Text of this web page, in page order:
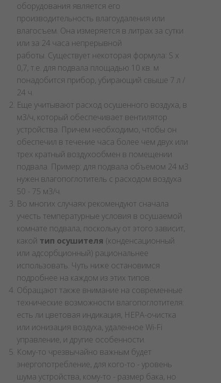
оборудования является его
производительность влагоудаления или
влагосъем. Она измеряется в литрах за сутки
или за 24 часа непрерывной
работы. Существует некоторая формула: S х
0,7, т.е. для подвала площадью 10 кв. м
понадобится прибор, убирающий свыше 7 л /
24 ч.
Еще учитывают расход осушенного воздуха, в
м3/ч, который обеспечивает вентилятор
устройства. Причем необходимо, чтобы он
обеспечил в течение часа более чем двух или
трех кратный воздухообмен в помещении
подвала. Пример: для подвала объемом 24 м3
нужен влагопоглотитель с расходом воздуха
50 - 75 м3/ч.
Во многих случаях рекомендуют сначала
учесть температурные условия в осушаемой
комнате подвала, поскольку от этого зависит,
какой тип осушителя (конденсационный
или адсорбционный) рациональнее
использовать. Чуть ниже остановимся
подробнее на каждом из этих типов.
Обращают также внимание на современные
технические возможности влагопоглотителя:
есть ли цветовая индикация, HEPA-очистка
или ионизация воздуха, удаленное Wi-Fi
управление, и другие особенности.
Кому-то чрезвычайно важным будет
энергопотребление, для кого-то - уровень
шума устройства, кому-то - размер бака, но